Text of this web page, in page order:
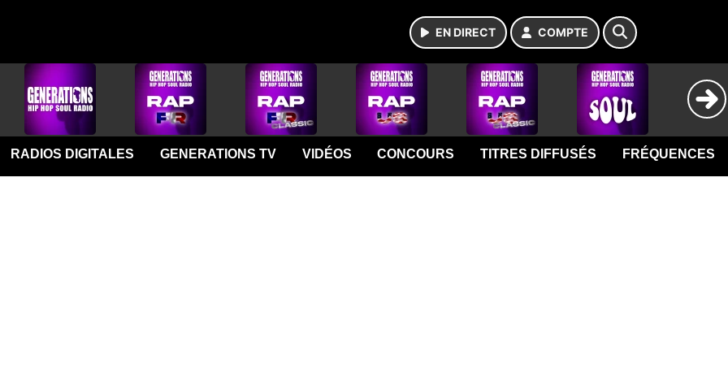
EN DIRECT COMPTE
RADIOS DIGITALES GENERATIONS TV VIDÉOS CONCOURS TITRES DIFFUSÉS FRÉQUENCES